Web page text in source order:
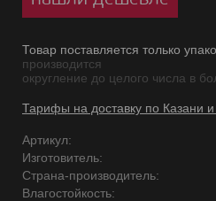
Товар поставляется только
производится
округление до целого числа в
Тарифы на доставку по Казани
Артикул:
Изготовитель:
Страна-производитель:
Влагостойкость: